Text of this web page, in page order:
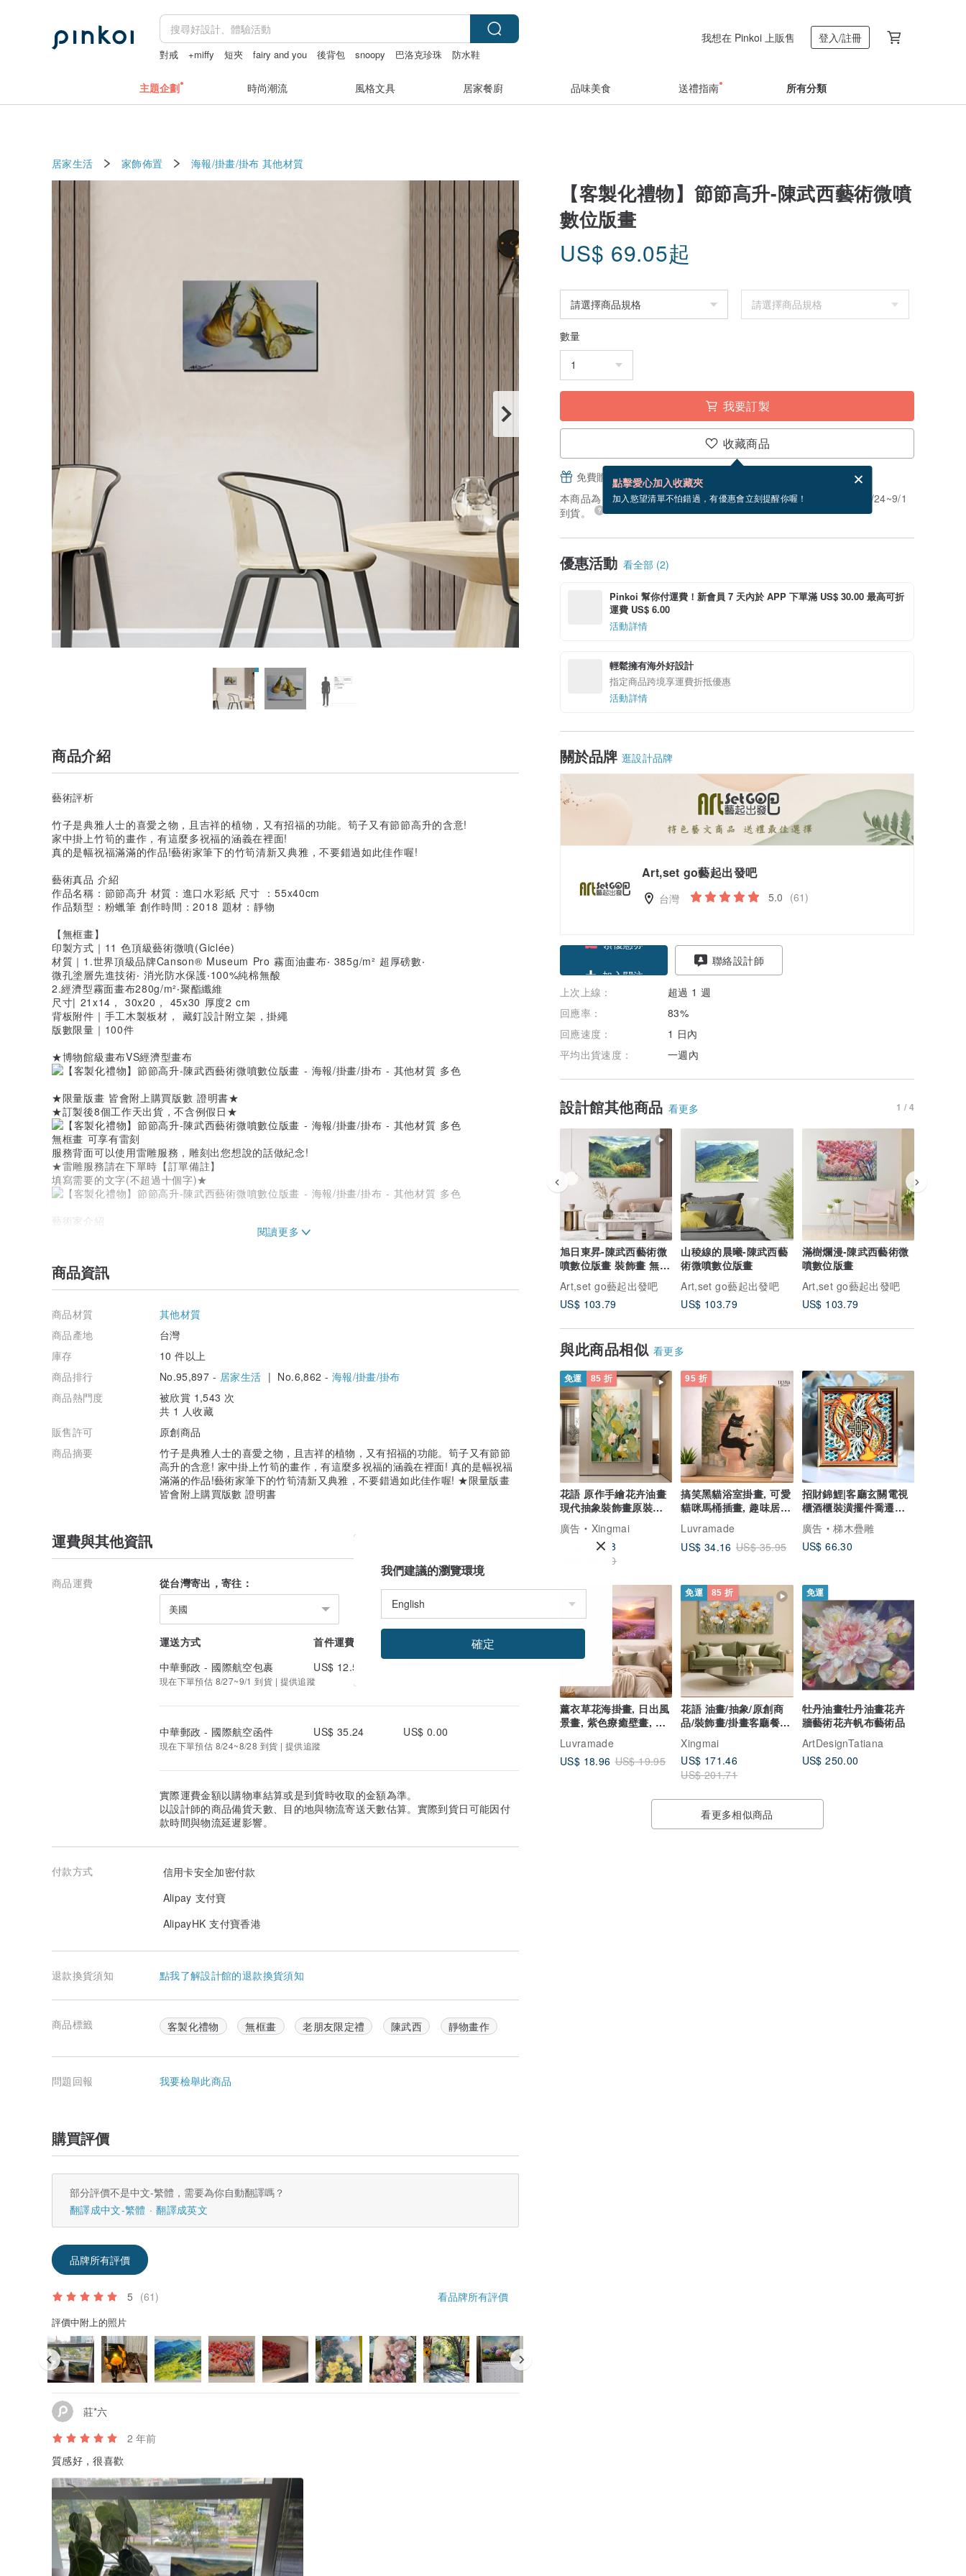
對戒 +miffy 短夾 fairy and you 後背包 snoopy 巴洛克珍珠 防水鞋
我想在 Pinkoi 上販售 登入/註冊
主題企劃 時尚潮流 風格文具 居家餐廚 品味美食 送禮指南 所有分類
居家生活 家飾佈置 海報/掛畫/掛布 其他材質
【客製化禮物】節節高升-陳武西藝術微噴
數位版畫
US$ 69.05起
數量
我要訂製
收藏商品
點擊愛心加入收藏夾
加入慾望清單不怕錯過，有優惠會立刻提醒你喔！
免費贈送電子賀卡，結帳完成後填寫
本商品為「接單訂製」。付款後需 8 個工作天製作。現在下單預估 8/24~9/1
到貨。
優惠活動 看全部 (2)
Pinkoi 幫你付運費！新會員 7 天內於 APP 下單滿 US$ 30.00 最高可折
運費 US$ 6.00
活動詳情
輕鬆擁有海外好設計
指定商品跨境享運費折抵優惠
活動詳情
關於品牌 逛設計品牌
Art,set go藝起出發吧
台灣 5.0 (61)
加入關注
聯絡設計師
上次上線：
超過 1 週
回應率：
83%
回應速度：
1 日內
平均出貨速度：
一週內
設計館其他商品 看更多 1 / 4
旭日東昇-陳武西藝術微
噴數位版畫 裝飾畫 無框
畫 客廳掛畫
Art,set go藝起出發吧
US$ 103.79
山稜線的晨曦-陳武西藝
術微噴數位版畫
Art,set go藝起出發吧
US$ 103.79
滿樹爛漫-陳武西藝術微
噴數位版畫
Art,set go藝起出發吧
US$ 103.79
與此商品相似 看更多
免運 85 折
花語 原作手繪花卉油畫
現代抽象裝飾畫原裝客
廳飯廳 掛畫 海報
廣告
Xingmai
US$ 154.28
US$ 181.50
95 折
搞笑黑貓浴室掛畫, 可愛
貓咪馬桶插畫, 趣味居家
牆面裝飾
Luvramade
US$ 34.16 US$ 35.95
招財錦鯉|客廳玄關電視
櫃酒櫃裝潢擺件喬遷新
居開業禮品
廣告
梯木疊雕
US$ 66.30
95 折
薰衣草花海掛畫, 日出風
景畫, 紫色療癒壁畫, 浪
Luvramade
US$ 18.96 US$ 19.95
免運 85 折
花語 油畫/抽象/原創商
品/裝飾畫/掛畫客廳餐廳
Xingmai
US$ 171.46
US$ 201.71
免運
牡丹油畫牡丹油畫花卉
牆藝術花卉帆布藝術品
ArtDesignTatiana
US$ 250.00
看更多相似商品
商品介紹
藝術評析
竹子是典雅人士的喜愛之物，且吉祥的植物，又有招福的功能。筍子又有節節高升的含意!
家中掛上竹筍的畫作，有這麼多祝福的涵義在裡面!
真的是幅祝福滿滿的作品!藝術家筆下的竹筍清新又典雅，不要錯過如此佳作喔!
藝術真品 介紹
作品名稱：節節高升 材質：進口水彩紙 尺寸 ：55x40cm
作品類型：粉蠟筆 創作時間：2018 題材：靜物
【無框畫】
印製方式｜11 色頂級藝術微噴(Giclée)
材質｜1.世界頂級品牌Canson® Museum Pro 霧面油畫布‧ 385g/m² 超厚磅數‧
微孔塗層先進技術‧ 消光防水保護‧100%純棉無酸
2.經濟型霧面畫布280g/m²‧聚酯纖維
尺寸| 21x14， 30x20， 45x30 厚度2 cm
背板附件｜手工木製板材， 藏釘設計附立架，掛繩
版數限量｜100件
★博物館級畫布VS經濟型畫布
★限量版畫 皆會附上購買版數 證明書★
★訂製後8個工作天出貨，不含例假日★
無框畫 可享有雷刻
服務背面可以使用雷雕服務，雕刻出您想說的話做紀念!
★雷雕服務請在下單時【訂單備註】
填寫需要的文字(不超過十個字)★
藝術家介紹
●1976年 習畫於許國風老師
●1992年 受教於舒曾祉老師研習水彩
●1994年 第四十一屆中部美展入選
●1995年 第四十九屆全省美展入選，勞工金輪獎第二名
●2000年 台中市文化局首次個展，作品廣獲各界收藏
●2015年 開始於台中喜信教會社區彩繪班授課
●2021年 勤益科技大學 凡聖之道 -陳武西創作展
用平凡創造出不平凡！
即便是普通的粉蠟筆、2B鉛筆也能繪出不同凡響的鉅作！
充滿生命力的核心價值及滿溢的陽光心靈，不畏世俗眼光的態度，
走出專屬陳武西風格的一番小天地。
陳武西老師將上帝的恩澤，化成對世間萬物的熱愛，將其樂觀的人生哲理灌注於作品中，透過傳遞正
和這個世界分享屬於陳武西的奇異恩典。
游惠遠 凡聖之道-陳武西創作展 邀文
陳武西的彩繪天地 FB粉專
商品資訊
商品材質
其他材質
商品產地
台灣
庫存
10 件以上
商品排行
No.95,897 - 居家生活 | No.6,862 -海報/掛畫/掛布
商品熱門度
被欣賞 1,543 次
共 1 人收藏
販售許可
原創商品
商品摘要
竹子是典雅人士的喜愛之物，且吉祥的植物，又有招福的功能。筍子又有節節
高升的含意! 家中掛上竹筍的畫作，有這麼多祝福的涵義在裡面! 真的是幅祝福
滿滿的作品!藝術家筆下的竹筍清新又典雅，不要錯過如此佳作喔! ★限量版畫
皆會附上購買版數 證明書
運費與其他資訊
商品運費 從台灣寄出，寄往：
美國
運送方式 首件運費
中華郵政 - 國際航空包裹
US$ 12.54
現在下單預估 8/27~9/1 到貨 | 提供追蹤
中華郵政 - 國際航空函件 US$ 35.24 US$ 0.00
現在下單預估 8/24~8/28 到貨 | 提供追蹤
實際運費金額以購物車結算或是到貨時收取的金額為準。
以設計師的商品備貨天數、目的地與物流寄送天數估算。實際到貨日可能因付
款時間與物流延遲影響。
付款方式
信用卡安全加密付款
Alipay 支付寶
AlipayHK 支付寶香港
退款換貨須知 點我了解設計館的退款換貨須知
商品標籤 客製化禮物 無框畫 老朋友限定禮 陳武西 靜物畫作
問題回報 我要檢舉此商品
購買評價
部分評價不是中文-繁體，需要為你自動翻譯嗎？
翻譯成中文-繁體
翻譯成英文
品牌所有評價
5 (61) 看品牌所有評價
評價中附上的照片
莊*六
2 年前
質感好，很喜歡
我們建議的瀏覽環境
確定